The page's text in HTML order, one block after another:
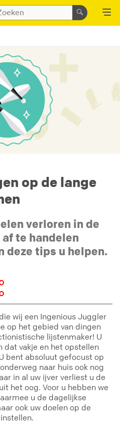
op de lange
verloren in de
te handelen
deze tips u helpen.
wij een Ingenious Juggler
op het gebied van dingen
lijstenmaker! U
dat vakje en het opstellen
bent absoluut gefocust op
naar huis ook nog
in al uw ijver verliest u de
het oog. Voor u hebben we
u de dagelijkse
ook uw doelen op de